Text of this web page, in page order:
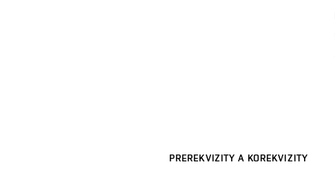
PREREKVIZITY A KOREKVIZITY